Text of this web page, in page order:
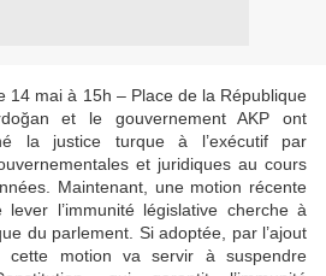
14 mai à 15h – Place de la République
et le gouvernement AKP ont
la justice turque à l’exécutif par
et juridiques au cours
Maintenant, une motion récente
l’immunité législative cherche à
du parlement. Si adoptée, par l’ajout
cette motion va servir à suspendre